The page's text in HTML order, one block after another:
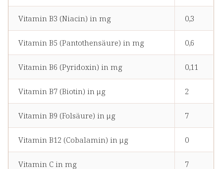
Vitamin B3 (Niacin) in mg 0,3
Vitamin B5 (Pantothensäure) in mg 0,6
Vitamin B6 (Pyridoxin) in mg 0,11
Vitamin B7 (Biotin) in μg 2
Vitamin B9 (Folsäure) in μg 7
Vitamin B12 (Cobalamin) in μg 0
Vitamin C in mg 7